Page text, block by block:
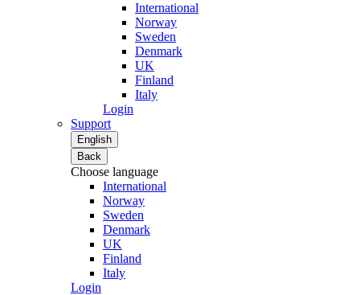
International
Norway
Sweden
Denmark
UK
Finland
Italy
Login
Support
English
Back
Choose language
International
Norway
Sweden
Denmark
UK
Finland
Italy
Login